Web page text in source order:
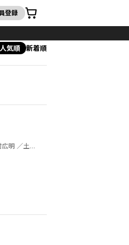
登録
カート
人気順 新着順